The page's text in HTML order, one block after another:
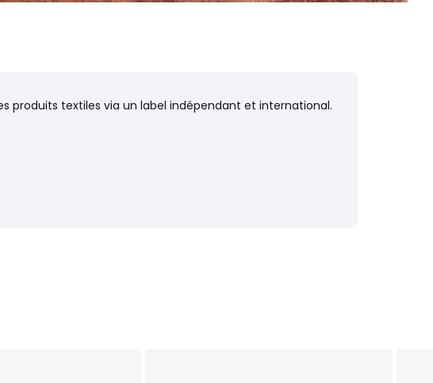
produits textiles via un label indépendant et international.